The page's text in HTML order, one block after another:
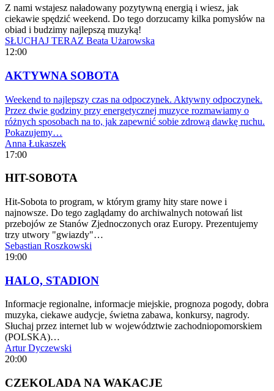
Z nami wstajesz naładowany pozytywną energią i wiesz, jak
ciekawie spędzić weekend. Do tego dorzucamy kilka pomysłów na
obiad i budzimy najlepszą muzyką!
SŁUCHAJ TERAZ Beata Użarowska
12:00
AKTYWNA SOBOTA
Weekend to najlepszy czas na odpoczynek. Aktywny odpoczynek.
Przez dwie godziny przy energetycznej muzyce rozmawiamy o
różnych sposobach na to, jak zapewnić sobie zdrową dawkę ruchu.
Pokazujemy…
Anna Łukaszek
17:00
HIT-SOBOTA
Hit-Sobota to program, w którym gramy hity stare nowe i
najnowsze. Do tego zaglądamy do archiwalnych notowań list
przebojów ze Stanów Zjednoczonych oraz Europy. Prezentujemy
trzy utwory "gwiazdy"…
Sebastian Roszkowski
19:00
HALO, STADION
Informacje regionalne, informacje miejskie, prognoza pogody, dobra
muzyka, ciekawe audycje, świetna zabawa, konkursy, nagrody.
Słuchaj przez internet lub w województwie zachodniopomorskiem
(POLSKA)…
Artur Dyczewski
20:00
CZEKOLADA NA WAKACJE